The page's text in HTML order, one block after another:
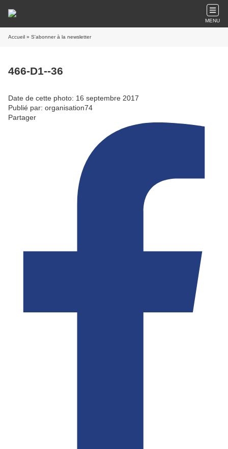
MENU
Accueil » S'abonner à la newsletter
466-D1--36
Date de cette photo: 16 septembre 2017
Publié par: organisation74
Partager